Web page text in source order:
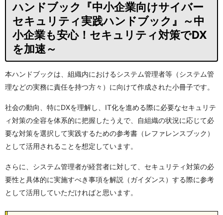
ハンドブック『中小企業向けサイバー
セキュリティ実践ハンドブック』～中
小企業も安心！セキュリティ対策でDX
を加速～
本ハンドブックは、組織内におけるシステム管理者等（システム管
理などの実務に責任を持つ方々）に向けて作成された小冊子です。
社会の動向、特にDXを理解し、IT化を進める際に必要なセキュリテ
ィ対策の全容を体系的に把握したうえで、自組織の状況に応じて必
要な対策を選択して実践するための参考書（レファレンスブック）
として活用されることを想定しています。
さらに、システム管理者が経営者に対して、セキュリティ対策の必
要性と具体的に実施すべき事項を解説（ガイダンス）する際に参考
として活用していただければと思います。